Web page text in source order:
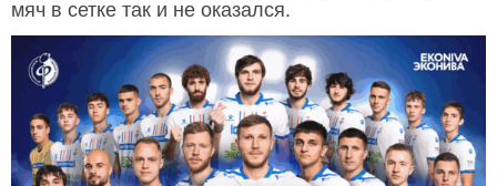
мяч в сетке так и не оказался.